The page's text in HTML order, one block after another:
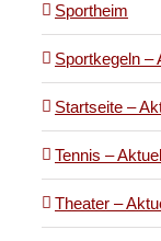
Sportheim
Sportkegeln –
Startseite –
Tennis –
Theater –